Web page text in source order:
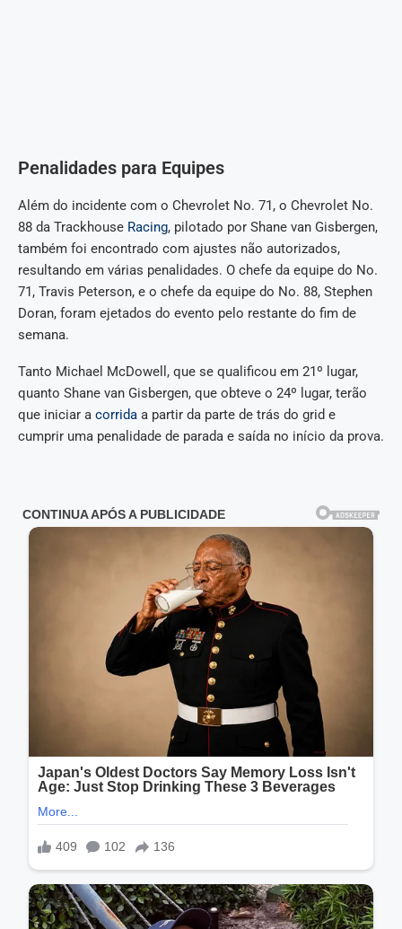
Penalidades para Equipes
Além do incidente com o Chevrolet No. 71, o Chevrolet No.
88 da Trackhouse Racing, pilotado por Shane van Gisbergen,
também foi encontrado com ajustes não autorizados,
resultando em várias penalidades. O chefe da equipe do No.
71, Travis Peterson, e o chefe da equipe do No. 88, Stephen
Doran, foram ejetados do evento pelo restante do fim de
semana.
Tanto Michael McDowell, que se qualificou em 21º lugar,
quanto Shane van Gisbergen, que obteve o 24º lugar, terão
que iniciar a corrida a partir da parte de trás do grid e
cumprir uma penalidade de parada e saída no início da prova.